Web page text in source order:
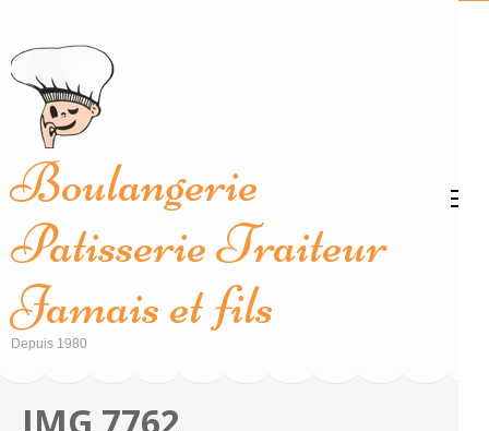
contenu
(Pressez
Entrée)
Boulangerie
Patisserie Traiteur
Jamais et fils
Depuis 1980